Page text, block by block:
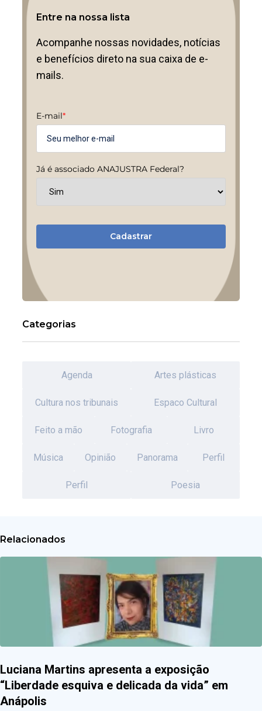
Entre na nossa lista
Acompanhe nossas novidades, notícias
e benefícios direto na sua caixa de e-
mails.
E-mail*
Já é associado ANAJUSTRA Federal?
Cadastrar
Categorias
Agenda Artes plásticas
Cultura nos tribunais Espaco Cultural
Feito a mão Fotografia Livro
Música Opinião Panorama Perfil
Perfil Poesia
Relacionados
Luciana Martins apresenta a exposição
“Liberdade esquiva e delicada da vida” em
Anápolis